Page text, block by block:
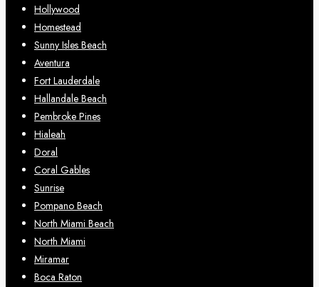
Hollywood
Homestead
Sunny Isles Beach
Aventura
Fort Lauderdale
Hallandale Beach
Pembroke Pines
Hialeah
Doral
Coral Gables
Sunrise
Pompano Beach
North Miami Beach
North Miami
Miramar
Boca Raton